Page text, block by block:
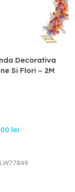
Decorativa
Si Flori – 2M
lei